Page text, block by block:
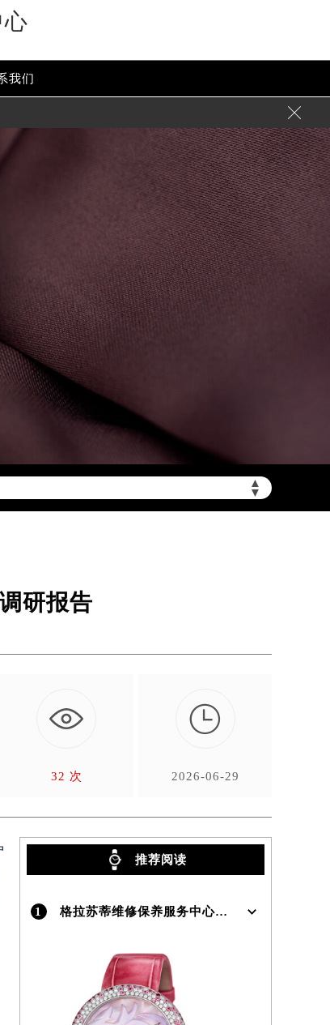
我们

▲
▼
拨“+86”）
研报告
32 次

2026-06-29
推荐阅读
1 格拉苏蒂维修保养服务中心介绍 | Glashutte